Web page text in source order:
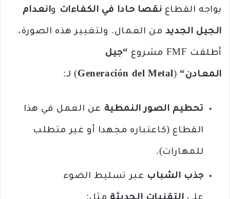
يواجه القطاع نقصا حادا في الكفاءات وانعدام
الجيل الجديد من العمال. ولتغيير هذه الصورة،
أطلقت FMF مشروع “جيل
المعادن“
(
Generación del Metal ) لـ:
تحطيم الصور النمطية عن العمل في هذا
القطاع (كاعتباره مجهدا أو غير متطلب
للمهارات).
جذب الشباب عبر تسليط الضوء